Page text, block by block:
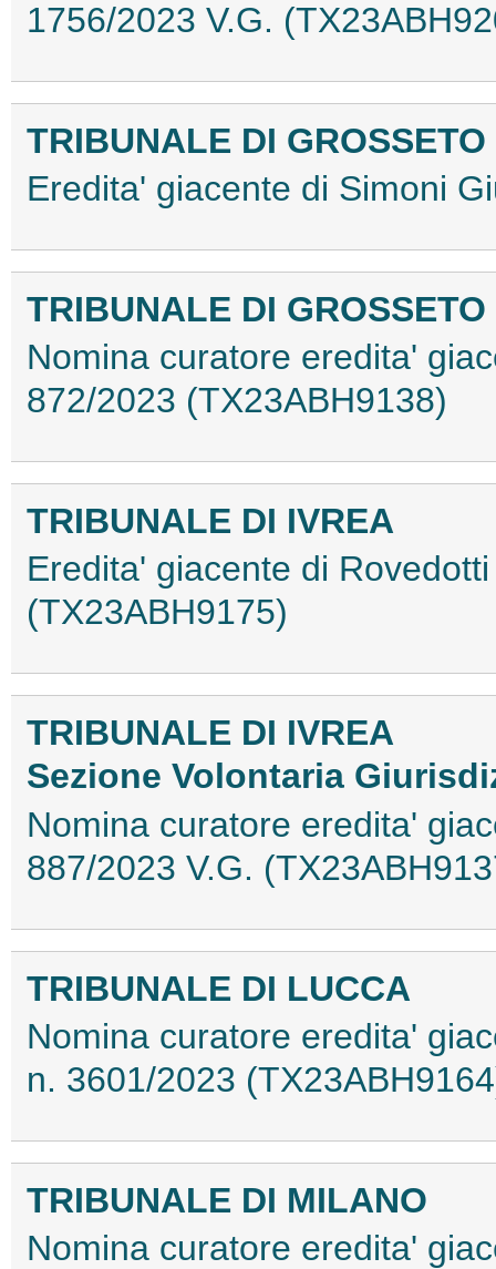
1756/2023 V.G.
TRIBUNALE DI GROSSETO
Eredita' giacente di Simoni
TRIBUNALE DI GROSSETO
Nomina curatore eredita'
872/2023 (TX23ABH9138)
TRIBUNALE DI IVREA
Eredita' giacente di
(TX23ABH9175)
TRIBUNALE DI IVREA
Sezione Volontaria
Nomina curatore eredita'
887/2023 V.G.
TRIBUNALE DI LUCCA
Nomina curatore eredita'
n. 3601/2023
TRIBUNALE DI MILANO
Nomina curatore eredita'